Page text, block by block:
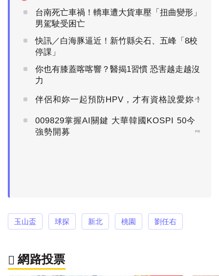
台南死亡車禍！轎車遭大貨車壓「扭曲變形」
男駕駛受困亡
快訊／白海豚逼近！新竹縣尖石、五峰「8校
停課」
你也有膝蓋喀喀響？醫揭1習慣 恐害越走越沒
力
伴侶和妳一起預防HPV，才有資格說愛妳！
PR
009829掌握AI關鍵 大華韓國KOSPI 50今
強勢開募
PR
玉山盃 球探 新北 桃園 劉任右
網路投票